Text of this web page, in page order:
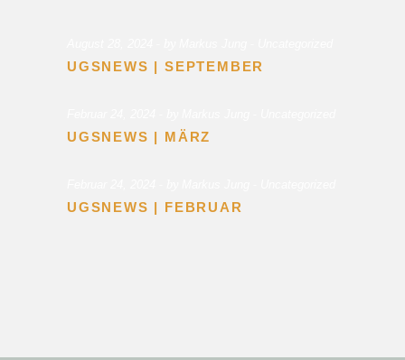
UGSNEWS | SEPTEMBER
UGSNEWS | MÄRZ
UGSNEWS | FEBRUAR